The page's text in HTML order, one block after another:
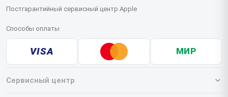
Постгарантийный сервисный центр Apple
Способы оплаты
VISA МИР
Сервисный центр